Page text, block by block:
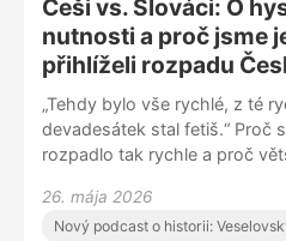
Češi vs. Slováci: O
nutnosti a proč jsme
přihlíželi rozpadu
„Tehdy bylo vše rychlé, z té
devadesátek stal fetiš.“ Proč
rozpadlo tak rychle a proč
Pavel Kosatík o hysterii
společného státu i otázce,
26. mája 2026
Nový podcast o historii: